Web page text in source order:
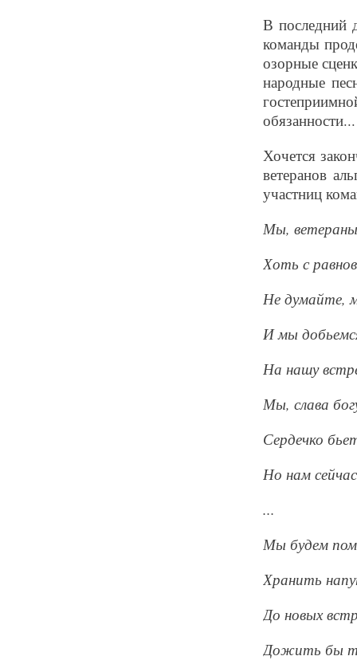
В последний
команды
озорные
народные
обязанности...
Хочется
ветеранов
участниц
Мы,
Хоть с
Не
И мы
На нашу
Мы, слава
Сердечко
Но нам
...
Мы будем
Хранить
До новых
Дожить бы